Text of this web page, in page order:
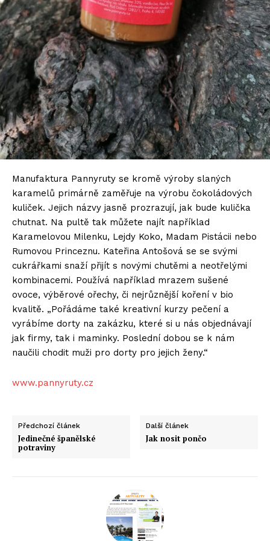
Manufaktura Pannyruty se kromě výroby slaných
karamelů primárně zaměřuje na výrobu čokoládových
kuliček. Jejich názvy jasně prozrazují, jak bude kulička
chutnat. Na pultě tak můžete najít například
Karamelovou Milenku, Lejdy Koko, Madam Pistácii nebo
Rumovou Princeznu. Kateřina Antošová se se svými
cukrářkami snaží přijít s novými chutěmi a neotřelými
kombinacemi. Používá například mrazem sušené
ovoce, výběrové ořechy, či nejrůznější koření v bio
kvalitě. „Pořádáme také kreativní kurzy pečení a
vyrábíme dorty na zakázku, které si u nás objednávají
jak firmy, tak i maminky. Poslední dobou se k nám
naučili chodit muži pro dorty pro jejich ženy.“
www.pannyruty.cz
Předchozí článek
Jedinečné španělské
potraviny
Další článek
Jak nosit pončo